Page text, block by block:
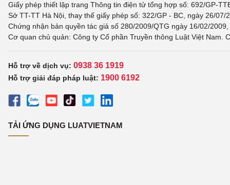
Giấy phép thiết lập trang Thông tin điện tử tổng hợp số: 692/GP-
Sở TT-TT Hà Nội, thay thế giấy phép số: 322/GP - BC, ngày 26/
Chứng nhận bản quyền tác giả số 280/2009/QTG ngày 16/02/
Cơ quan chủ quản: Công ty Cổ phần Truyền thông Luật Việt Nam.
Hỗ trợ về dịch vụ: 0938 36 1919
Hỗ trợ giải đáp pháp luật: 1900 6192
TẢI ỨNG DỤNG LUATVIETNAM